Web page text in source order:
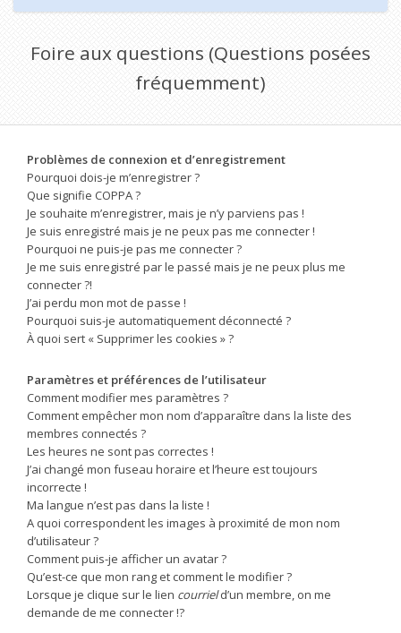
Foire aux questions (Questions posées
fréquemment)
Problèmes de connexion et d’enregistrement
Pourquoi dois-je m’enregistrer ?
Que signifie COPPA ?
Je souhaite m’enregistrer, mais je n’y parviens pas !
Je suis enregistré mais je ne peux pas me connecter !
Pourquoi ne puis-je pas me connecter ?
Je me suis enregistré par le passé mais je ne peux plus me
connecter ?!
J’ai perdu mon mot de passe !
Pourquoi suis-je automatiquement déconnecté ?
À quoi sert « Supprimer les cookies » ?
Paramètres et préférences de l’utilisateur
Comment modifier mes paramètres ?
Comment empêcher mon nom d’apparaître dans la liste des
membres connectés ?
Les heures ne sont pas correctes !
J’ai changé mon fuseau horaire et l’heure est toujours
incorrecte !
Ma langue n’est pas dans la liste !
A quoi correspondent les images à proximité de mon nom
d’utilisateur ?
Comment puis-je afficher un avatar ?
Qu’est-ce que mon rang et comment le modifier ?
Lorsque je clique sur le lien courrield’un membre, on me
demande de me connecter !?